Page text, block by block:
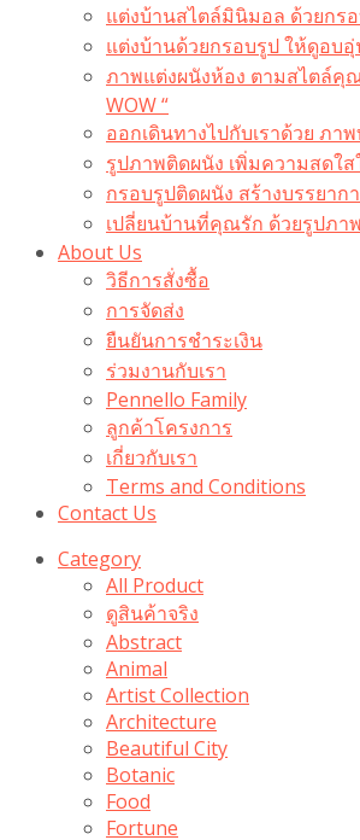
แต่งบ้านสไตล์มินิมอล ด้วยกร
แต่งบ้านด้วยกรอบรูป ให้ดูอบ
ภาพแต่งผนังห้อง ตามสไตล์คุ
WOW “
ออกเดินทางไปกับเราด้วย ภา
รูปภาพติดผนัง เพิ่มความสด
กรอบรูปติดผนัง สร้างบรรยา
เปลี่ยนบ้านที่คุณรัก ด้วยรูปภา
About Us
วิธีการสั่งซื้อ
การจัดส่ง
ยืนยันการชำระเงิน
ร่วมงานกับเรา
Pennello Family
ลูกค้าโครงการ
เกี่ยวกับเรา
Terms and Conditions
Contact Us
Category
All Product
ดูสินค้าจริง
Abstract
Animal
Artist Collection
Architecture
Beautiful City
Botanic
Food
Fortune